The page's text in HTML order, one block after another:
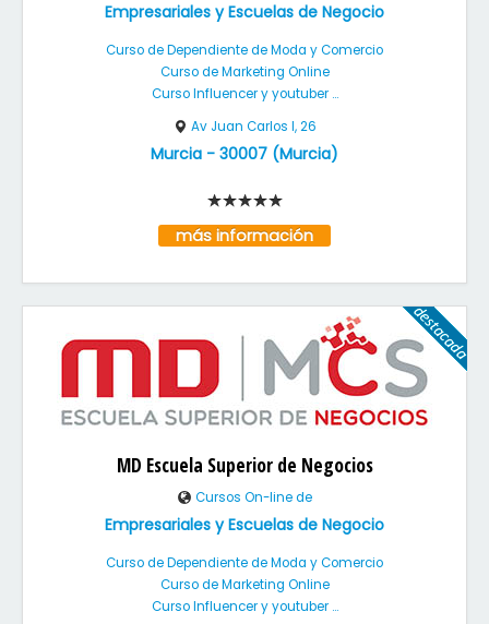
Empresariales y Escuelas de Negocio
Curso de Dependiente de Moda y Comercio
Curso de Marketing Online
Curso Influencer y youtuber ...
Av Juan Carlos I, 26
Murcia - 30007 (Murcia)
más información
MD Escuela Superior de Negocios
Cursos On-line de
Empresariales y Escuelas de Negocio
Curso de Dependiente de Moda y Comercio
Curso de Marketing Online
Curso Influencer y youtuber ...